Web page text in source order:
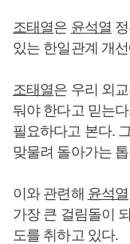
조태열은 윤석열
있는 한일관계 개
조태열은 우리 외
둬야 한다고 믿는
필요하다고 본다.
맞물려 돌아가는
이와 관련해 윤석열
가장 큰 걸림돌이
도를 취하고 있다.